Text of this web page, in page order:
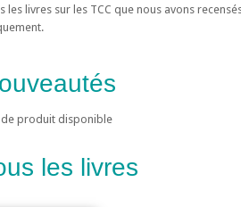
les livres sur les TCC que nous avons
de produit disponible
les livres